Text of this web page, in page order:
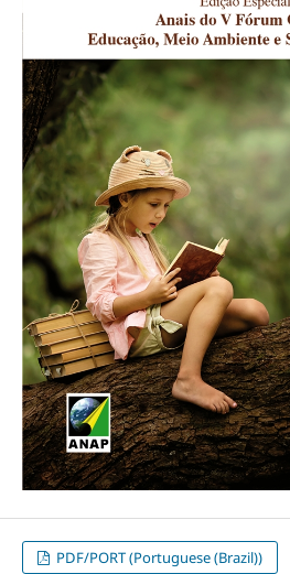
PDF/PORT (Portuguese (Brazil))